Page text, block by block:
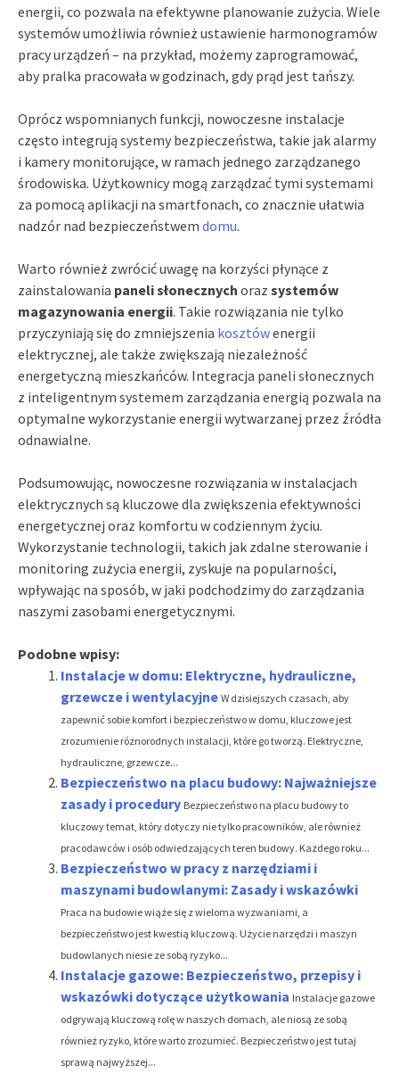
energii, co pozwala na efektywne planowanie zużycia. Wiele
systemów umożliwia również ustawienie harmonogramów
pracy urządzeń – na przykład, możemy zaprogramować,
aby pralka pracowała w godzinach, gdy prąd jest tańszy.
Oprócz wspomnianych funkcji, nowoczesne instalacje
często integrują systemy bezpieczeństwa, takie jak alarmy
i kamery monitorujące, w ramach jednego zarządzanego
środowiska. Użytkownicy mogą zarządzać tymi systemami
za pomocą aplikacji na smartfonach, co znacznie ułatwia
nadzór nad bezpieczeństwem domu.
Warto również zwrócić uwagę na korzyści płynące z
zainstalowania paneli słonecznych oraz systemów
magazynowania energii. Takie rozwiązania nie tylko
przyczyniają się do zmniejszenia kosztówenergii
elektrycznej, ale także zwiększają niezależność
energetyczną mieszkańców. Integracja paneli słonecznych
z inteligentnym systemem zarządzania energią pozwala na
optymalne wykorzystanie energii wytwarzanej przez źródła
odnawialne.
Podsumowując, nowoczesne rozwiązania w instalacjach
elektrycznych są kluczowe dla zwiększenia efektywności
energetycznej oraz komfortu w codziennym życiu.
Wykorzystanie technologii, takich jak zdalne sterowanie i
monitoring zużycia energii, zyskuje na popularności,
wpływając na sposób, w jaki podchodzimy do zarządzania
naszymi zasobami energetycznymi.
Podobne wpisy:
Instalacje w domu: Elektryczne, hydrauliczne,
grzewcze i wentylacyjne W dzisiejszych czasach, aby
zapewnić sobie komfort i bezpieczeństwo w domu, kluczowe jest
zrozumienie różnorodnych instalacji, które go tworzą. Elektryczne,
hydrauliczne, grzewcze...
Bezpieczeństwo na placu budowy: Najważniejsze
zasady i procedury Bezpieczeństwo na placu budowy to
kluczowy temat, który dotyczy nie tylko pracowników, ale również
pracodawców i osób odwiedzających teren budowy. Każdego roku...
Bezpieczeństwo w pracy z narzędziami i
maszynami budowlanymi: Zasady i wskazówki
Praca na budowie wiąże się z wieloma wyzwaniami, a
bezpieczeństwo jest kwestią kluczową. Użycie narzędzi i maszyn
budowlanych niesie ze sobą ryzyko...
Instalacje gazowe: Bezpieczeństwo, przepisy i
wskazówki dotyczące użytkowania Instalacje gazowe
odgrywają kluczową rolę w naszych domach, ale niosą ze sobą
również ryzyko, które warto zrozumieć. Bezpieczeństwo jest tutaj
sprawą najwyższej...